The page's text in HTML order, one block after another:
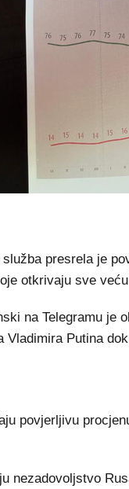
presrela je
otkrivaju sve
na Telegramu je
Vladimira Putina
povjerljivu
nezadovoljstvo